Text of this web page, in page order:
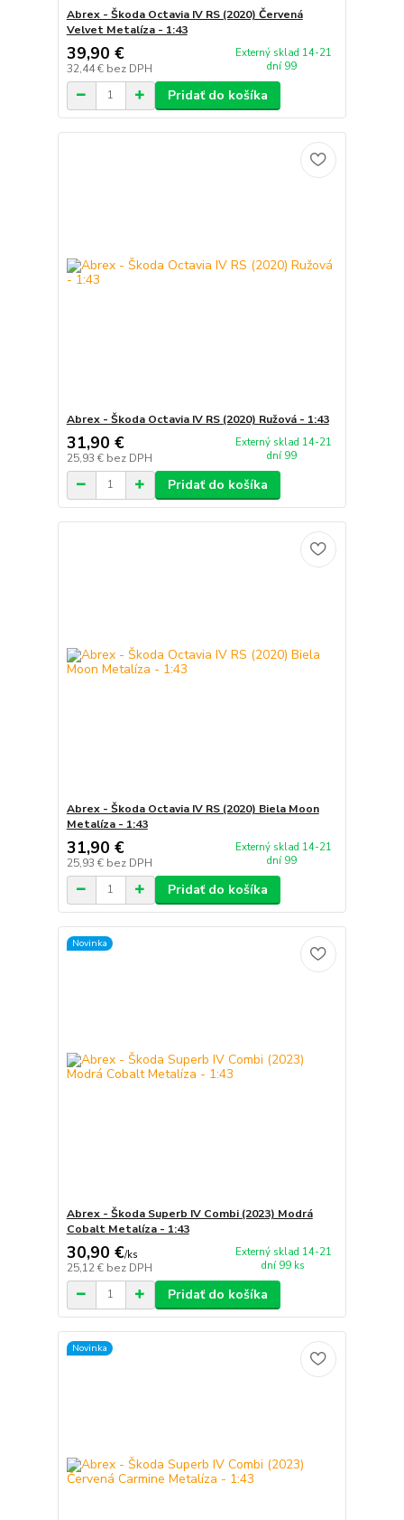
Abrex - Škoda Octavia IV RS (2020) Červená
Velvet Metalíza - 1:43
39,90 €
32,44 € bez DPH
Externý sklad 14-21
dní 99
Pridať do košíka
Abrex - Škoda Octavia IV RS (2020) Ružová - 1:43
31,90 €
25,93 € bez DPH
Externý sklad 14-21
dní 99
Pridať do košíka
Abrex - Škoda Octavia IV RS (2020) Biela Moon
Metalíza - 1:43
31,90 €
25,93 € bez DPH
Externý sklad 14-21
dní 99
Pridať do košíka
Novinka
Abrex - Škoda Superb IV Combi (2023) Modrá
Cobalt Metalíza - 1:43
30,90 €/ks
25,12 € bez DPH
Externý sklad 14-21
dní 99 ks
Pridať do košíka
Novinka